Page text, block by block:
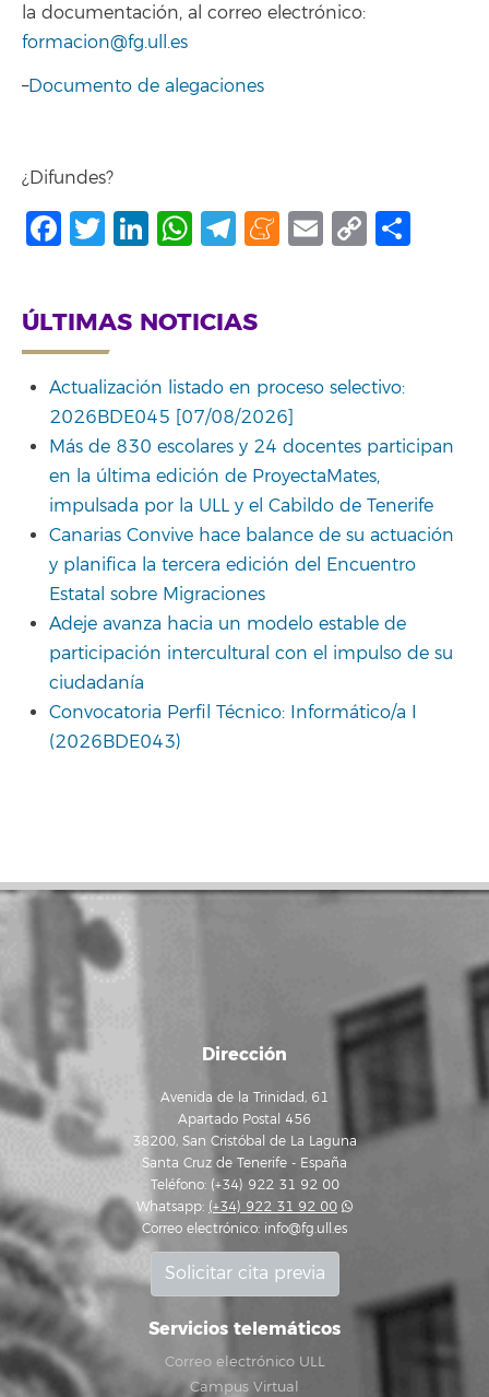
la documentación, al correo electrónico:
formacion@fg.ull.es
–Documento de alegaciones
¿Difundes?
Facebook
Twitter
LinkedIn
WhatsApp
Telegram
Meneame
Email
Copy
ÚLTIMAS NOTICIAS
Actualización listado en proceso selectivo:
2026BDE045 [07/08/2026]
Más de 830 escolares y 24 docentes participan
en la última edición de ProyectaMates,
impulsada por la ULL y el Cabildo de Tenerife
Canarias Convive hace balance de su actuación
y planifica la tercera edición del Encuentro
Estatal sobre Migraciones
Adeje avanza hacia un modelo estable de
participación intercultural con el impulso de su
ciudadanía
Convocatoria Perfil Técnico: Informático/a I
(2026BDE043)
Dirección
Avenida de la Trinidad, 61
Apartado Postal 456
38200, San Cristóbal de La Laguna
Santa Cruz de Tenerife - España
Teléfono: (+34) 922 31 92 00
Whatsapp: (+34) 922 31 92 00
Correo electrónico: info@fg.ull.es
Solicitar cita previa
Servicios telemáticos
Correo electrónico ULL
Campus Virtual